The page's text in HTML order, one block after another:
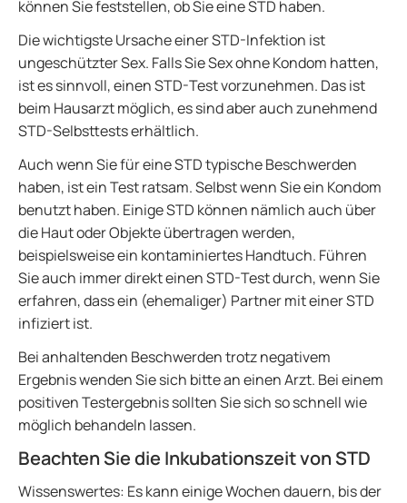
können Sie feststellen, ob Sie eine STD haben.
Die wichtigste Ursache einer STD-Infektion ist
ungeschützter Sex. Falls Sie Sex ohne Kondom hatten,
ist es sinnvoll, einen STD-Test vorzunehmen. Das ist
beim Hausarzt möglich, es sind aber auch zunehmend
STD-Selbsttests erhältlich.
Auch wenn Sie für eine STD typische Beschwerden
haben, ist ein Test ratsam. Selbst wenn Sie ein Kondom
benutzt haben. Einige STD können nämlich auch über
die Haut oder Objekte übertragen werden,
beispielsweise ein kontaminiertes Handtuch. Führen
Sie auch immer direkt einen STD-Test durch, wenn Sie
erfahren, dass ein (ehemaliger) Partner mit einer STD
infiziert ist.
Bei anhaltenden Beschwerden trotz negativem
Ergebnis wenden Sie sich bitte an einen Arzt. Bei einem
positiven Testergebnis sollten Sie sich so schnell wie
möglich behandeln lassen.
Beachten Sie die Inkubationszeit von STD
Wissenswertes: Es kann einige Wochen dauern, bis der